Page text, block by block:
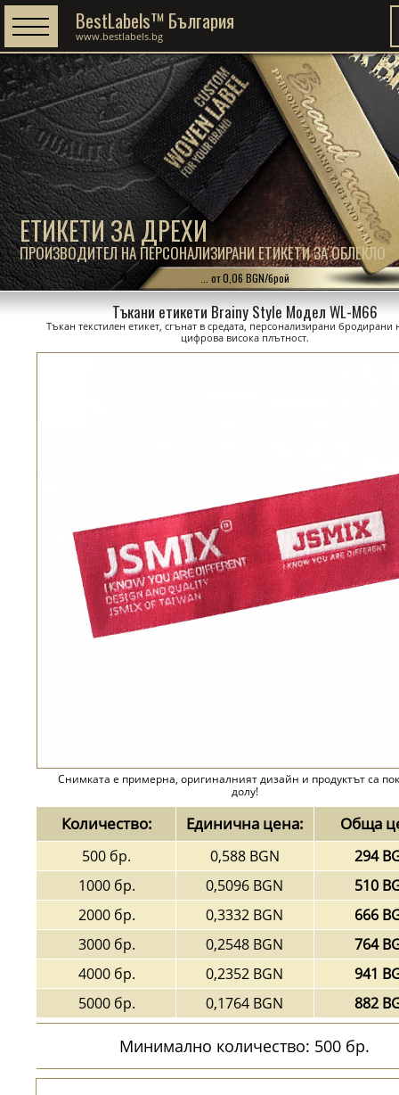
ЕТИКЕТИ ЗА ДРЕХИ
ПРОИЗВОДИТЕЛ НА ПЕРСОНАЛИЗИРАНИ ЕТИКЕТИ ЗА ОБЛЕКЛО
BestLabels™ България
www.bestlabels.bg
... от 0,06 BGN/брой
Тъкани етикети Brainy Style Модел WL-M66
Тъкан текстилен етикет, сгънат в средата, персонализирани бродирани
цифрова висока плътност.
Снимката е примерна, оригиналният дизайн и продуктът са
долу!
Количество: Единична цена: Обща
500 бр. 0,588 BGN
294
1000 бр.
0,5096 BGN
510
2000 бр.
0,3332 BGN
666
3000 бр.
0,2548 BGN
764
4000 бр.
0,2352 BGN
941
5000 бр.
0,1764 BGN 882
Минимално количество: 500 бр.